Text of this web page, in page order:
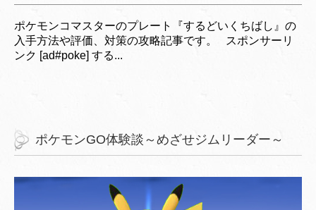
ポケモンコマスターのプレート『するどいくちばし』の
入手方法や評価、対策の攻略記事です。 スポンサーリ
ンク [ad#poke] する...
ポケモンGO体験談～めざせジムリーダー～